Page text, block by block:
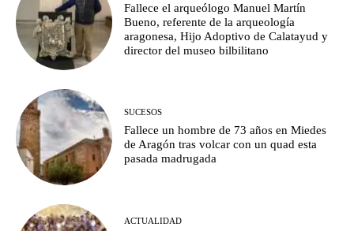
Fallece el arqueólogo Manuel Martín
Bueno, referente de la arqueología
aragonesa, Hijo Adoptivo de Calatayud y
director del museo bilbilitano
SUCESOS
Fallece un hombre de 73 años en Miedes
de Aragón tras volcar con un quad esta
pasada madrugada
ACTUALIDAD